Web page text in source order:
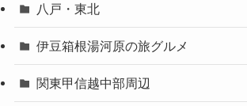
八戸・東北
伊豆箱根湯河原の旅グルメ
関東甲信越中部周辺